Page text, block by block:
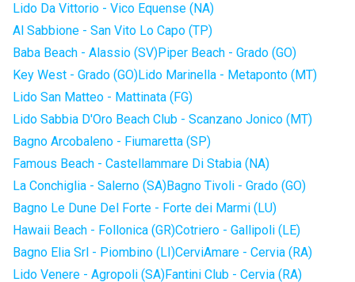
Lido Da Vittorio - Vico Equense (NA)
Al Sabbione - San Vito Lo Capo (TP)
Baba Beach - Alassio (SV)Piper Beach - Grado (GO)
Key West - Grado (GO)Lido Marinella - Metaponto (MT)
Lido San Matteo - Mattinata (FG)
Lido Sabbia D'Oro Beach Club - Scanzano Jonico (MT)
Bagno Arcobaleno - Fiumaretta (SP)
Famous Beach - Castellammare Di Stabia (NA)
La Conchiglia - Salerno (SA)Bagno Tivoli - Grado (GO)
Bagno Le Dune Del Forte - Forte dei Marmi (LU)
Hawaii Beach - Follonica (GR)Cotriero - Gallipoli (LE)
Bagno Elia Srl - Piombino (LI)CerviAmare - Cervia (RA)
Lido Venere - Agropoli (SA)Fantini Club - Cervia (RA)